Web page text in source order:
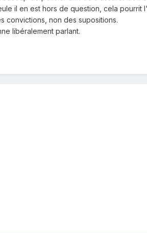
il en est hors de question, cela
convictions, non des supositions.
libéralement parlant.